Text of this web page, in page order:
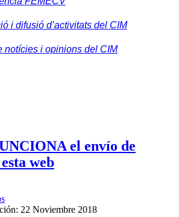
i difusió d’activitats del CIM
notícies i opinions del CIM
el envío de
web
22 Noviembre 2018